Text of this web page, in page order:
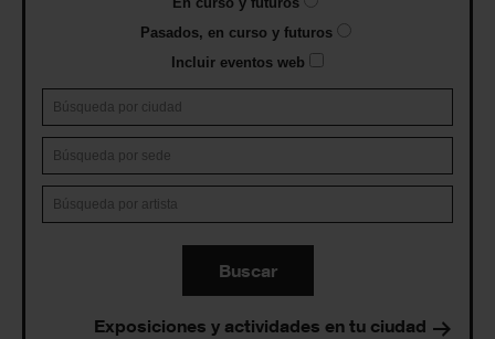
Pasados, en curso y futuros
Incluir eventos web
Buscar
Exposiciones y actividades en tu ciudad